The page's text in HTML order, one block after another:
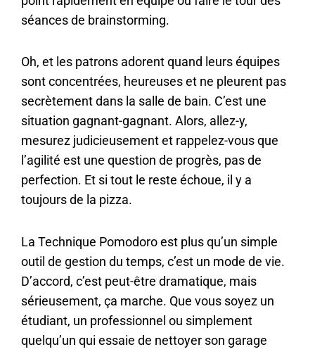
séances de brainstorming.
Oh, et les patrons adorent quand leurs équipes
sont concentrées, heureuses et ne pleurent pas
secrètement dans la salle de bain. C’est une
situation gagnant-gagnant. Alors, allez-y,
mesurez judicieusement et rappelez-vous que
l’agilité est une question de progrès, pas de
perfection. Et si tout le reste échoue, il y a
toujours de la pizza.
La Technique Pomodoro est plus qu’un simple
outil de gestion du temps, c’est un mode de vie.
D’accord, c’est peut-être dramatique, mais
sérieusement, ça marche. Que vous soyez un
étudiant, un professionnel ou simplement
quelqu’un qui essaie de nettoyer son garage